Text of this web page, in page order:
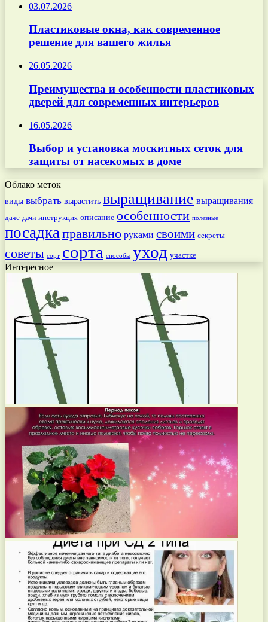
03.07.2026
Пластиковые окна, как современное
решение для вашего жилья
26.05.2026
Преимущества и особенности пластиковых
дверей для современных интерьеров
16.05.2026
Выбор и установка москитных сеток для
защиты от насекомых в доме
Облако меток
виды выбрать вырастить выращивание выращивания
даче дачи инструкция описание особенности полезные
посадка правильно руками своими секреты
советы сорт сорта способы уход участке
Интересное